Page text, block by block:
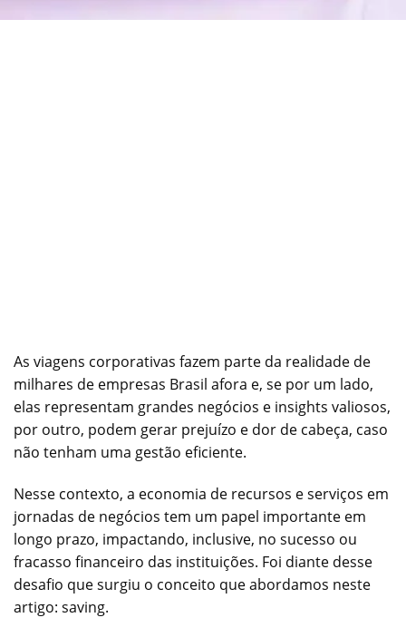
As viagens corporativas fazem parte da realidade de
milhares de empresas Brasil afora e, se por um lado,
elas representam grandes negócios e insights valiosos,
por outro, podem gerar prejuízo e dor de cabeça, caso
não tenham uma gestão eficiente.
Nesse contexto, a economia de recursos e serviços em
jornadas de negócios tem um papel importante em
longo prazo, impactando, inclusive, no sucesso ou
fracasso financeiro das instituições. Foi diante desse
desafio que surgiu o conceito que abordamos neste
artigo: saving.